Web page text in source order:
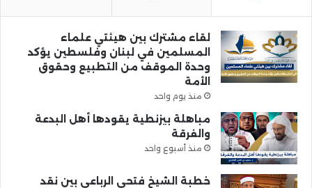
لقاء مشترك بين هيئتي علماء
المسلمين في لبنان وفلسطين يؤكد
وحدة الموقف من التطبيع وحقوق
الأمة
منذ يوم واحد
مباهلة بيزنطية يقودها أهل البدعة
والفرقة
منذ أسبوع واحد
خطبة الشيخ فتحي الرباعي بين نقد